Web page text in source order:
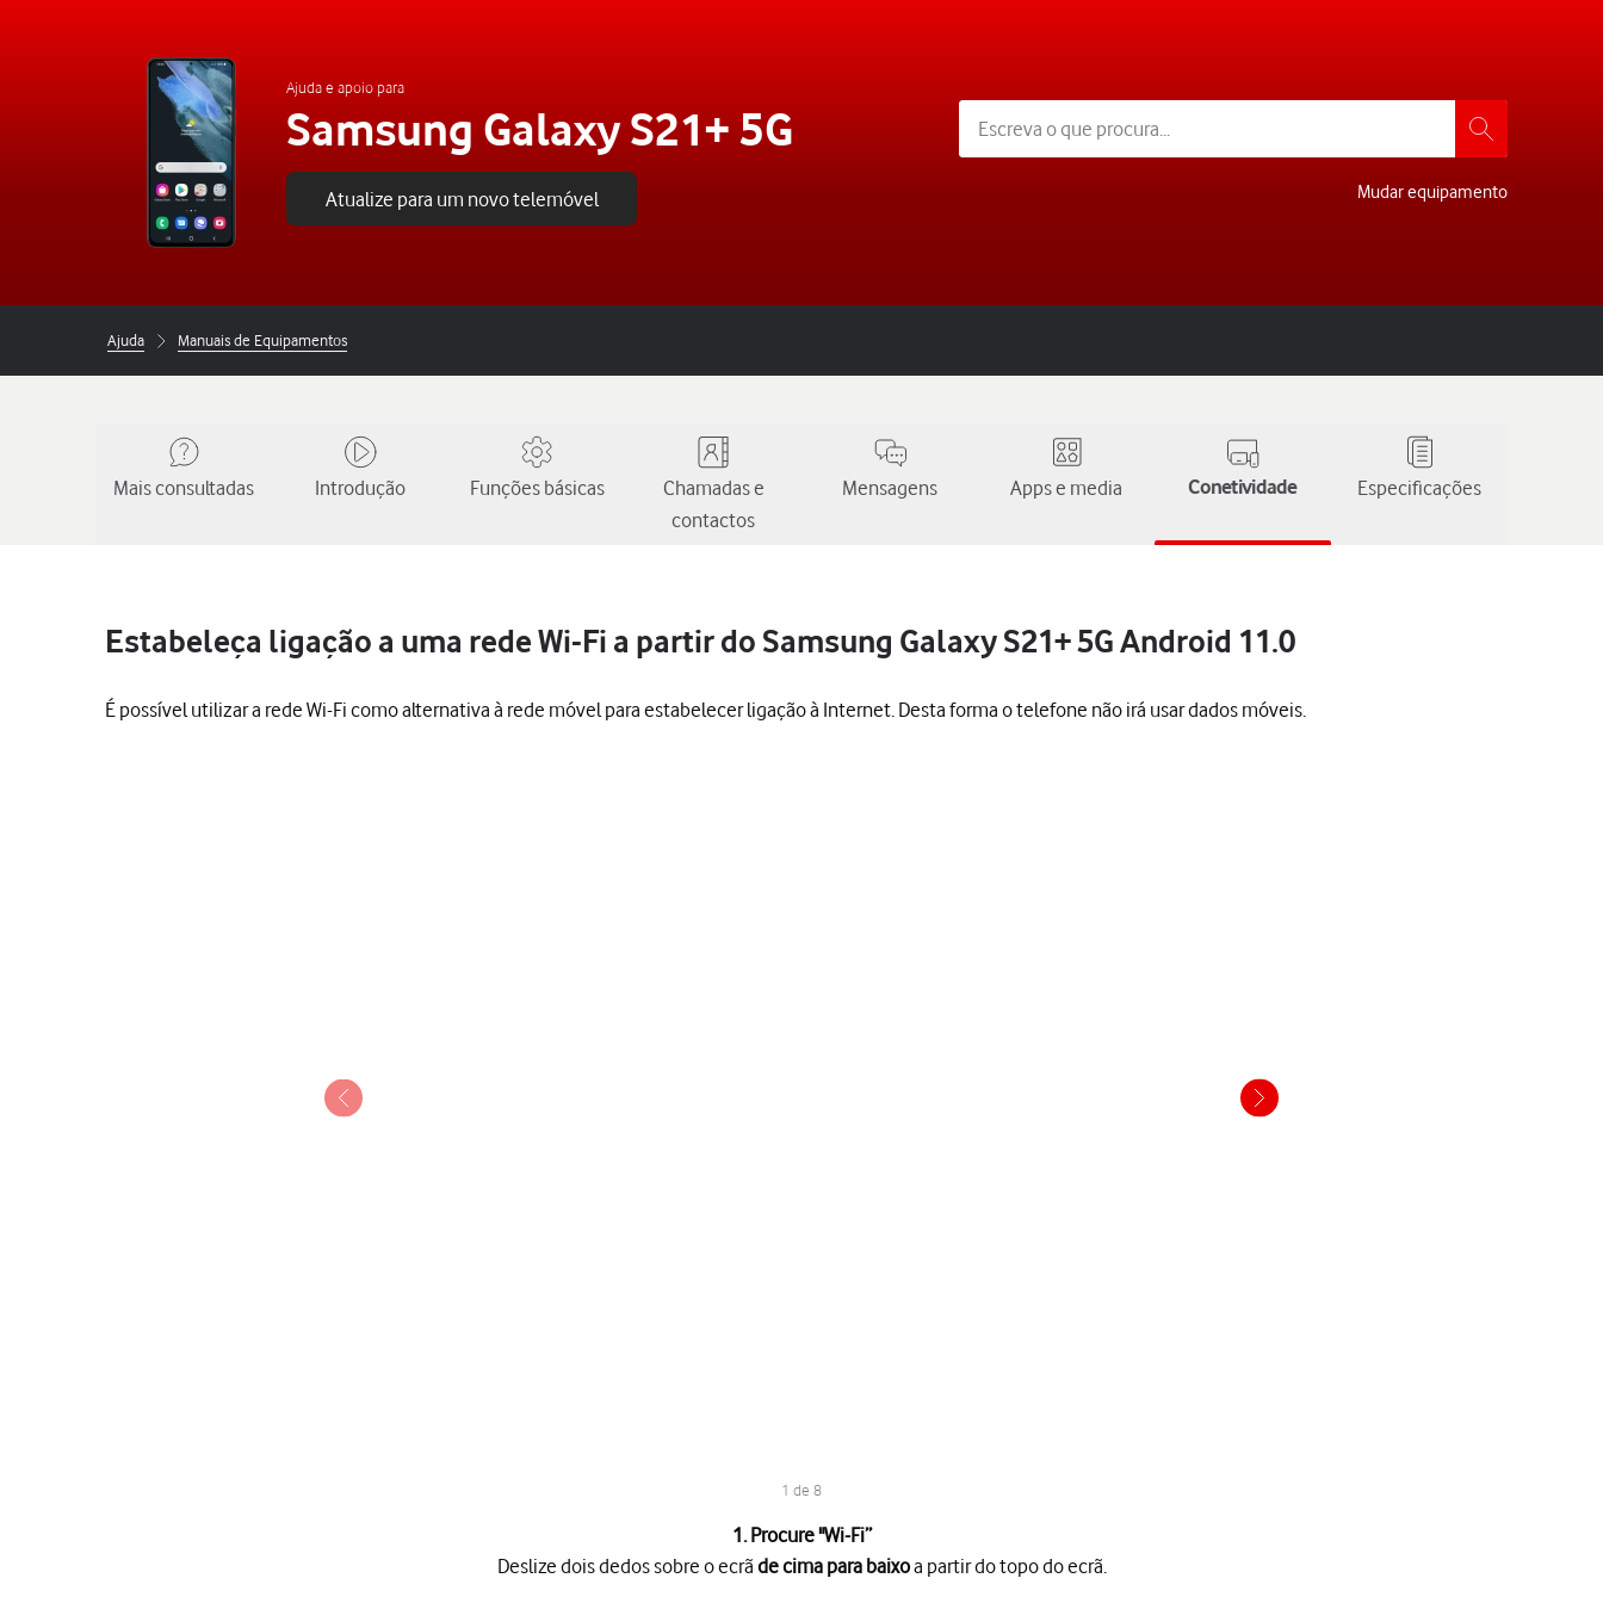
Ajuda e apoio para
Samsung Galaxy S21+ 5G
Atualize para um novo telemóvel Mudar equipamento
Ajuda Manuais de Equipamentos
Mais consultadas Introdução Funções básicas
Chamadas e
contactos
Mensagens Apps e media Conetividade Especificações
Estabeleça ligação a uma rede Wi-Fi a partir do Samsung Galaxy S21+ 5G Android 11.0
É possível utilizar a rede Wi-Fi como alternativa à rede móvel para estabelecer ligação à Internet. Desta forma o telefone não irá usar dados móveis.
1 de 8
1. Procure "Wi-Fi”
Deslize dois dedos sobre o ecrãde cima para baixoa partir do topo do ecrã.